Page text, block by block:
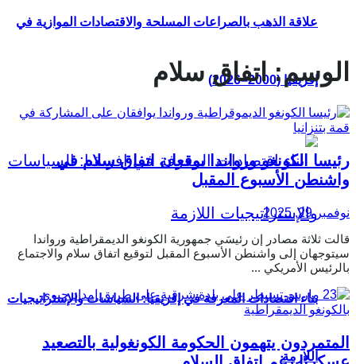
علاقة الذهب بالصراعات المسلحة والاقتصادات الموازية في
إفريقيا (2000–2026)
بناء اقتصادات المعرفة في إفريقيا: السياسات والإستراتيجيات
اللازمة
الوسم:اتفاق سلام
رئيسا الكونغو ورواندا يوقعان اتفاق سلام في
واشنطن الأسبوع المقبل
نوفمبر 29, 2025
قالت ثلاثة مصادر إن رئيسَي جمهورية الكونغو الديمقراطية ورواندا
سيتوجهان إلى واشنطن الأسبوع المقبل لتوقيع اتفاق سلام والاجتماع
بالرئيس الأمريكي ...
المتمردون يتهمون الحكومة الكونغولية بالتصعيد